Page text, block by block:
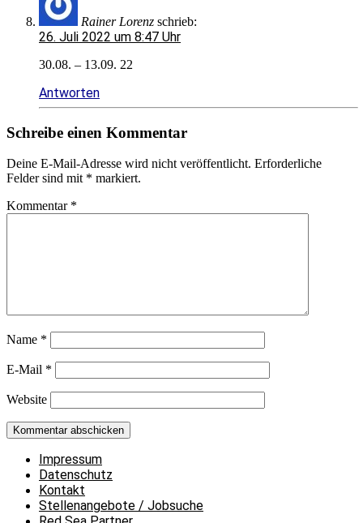
Rainer Lorenz schrieb:
26. Juli 2022 um 8:47 Uhr
30.08. – 13.09. 22
Antworten
Schreibe einen Kommentar
Deine E-Mail-Adresse wird nicht veröffentlicht. Erforderliche
Felder sind mit * markiert.
Kommentar *
Name *
E-Mail *
Website
Impressum
Datenschutz
Kontakt
Stellenangebote / Jobsuche